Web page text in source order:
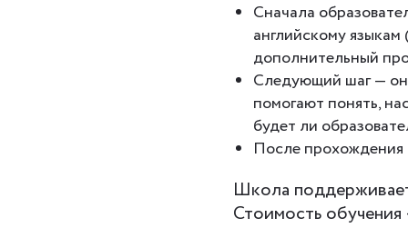
Сначала
английскому
дополнительный
Следующий шаг —
помогают понять,
будет ли
После прохождения
Школа
Стоимость